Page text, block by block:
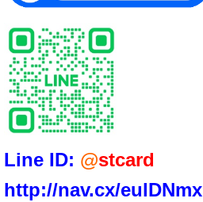
Line ID: @stcard
http://nav.cx/eulDNmx